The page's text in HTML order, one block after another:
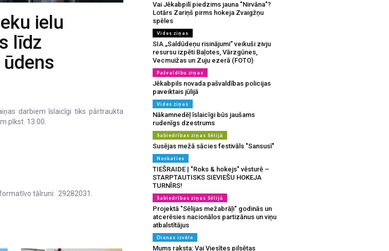
ielu
līdz
darbiem īslaicīgi tiks pārtraukta
plkst. 13.00.
tālruni: 29282031.
Vai Jēkabpilī piedzims jauna "Nirvāna"?
Lotārs Zariņš pirms hokeja Zvaigžņu
spēles
Vides ziņas
SIA „Saldūdeņu risinājumi” veikuši zivju
resursu izpēti Baļotes, Vārzgūnes,
Vecmuižas un Zuju ezerā (FOTO)
Pašvaldību ziņas
Jēkabpils novada pašvaldības policijas
paveiktais jūlijā
Vides ziņas
Nākamnedēļ īslaicīgi būs jaušams
rudenīgs dzestrums
Sabiedrības ziņas Sēlijā
Susējas mežā sācies festivāls "Sansusī"
Noskaties
TIEŠRAIDE | "Roks & hokejs" vēsturē –
STARPTAUTISKS SIEVIEŠU HOKEJA
TURNĪRS!
Sabiedrības ziņas Sēlijā
Projektā "Sēlijas mežabrāļi" godinās un
atcerēsies nacionālos partizānus un viņu
atbalstītājus
Dienas izvēle
Mums raksta: Vai Viesītes pilsētas